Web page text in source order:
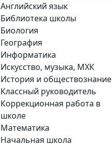
Английский язык
Библиотека школы
Биология
География
Информатика
Искусство, музыка, МХК
История и обществознание
Классный руководитель
Коррекционная работа в
школе
Математика
Начальная школа